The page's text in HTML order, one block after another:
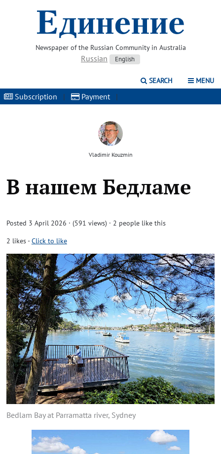
Newspaper of the Russian Community in Australia
Russian English
SEARCH MENU
Subscription | Payment |
Vladimir Kouzmin
В нашем Бедламе
Posted 3 April 2026 · (591 views) · 2 people like this
2 likes-Click to like
Bedlam Bay at Parramatta river, Sydney